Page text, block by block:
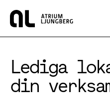
Hem
Lediga
din